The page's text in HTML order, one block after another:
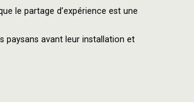
le partage d’expérience est une
paysans avant leur installation et